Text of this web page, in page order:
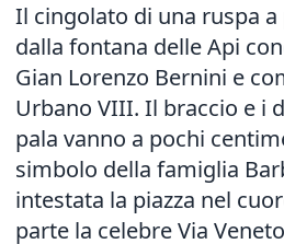
Il cingolato di una ruspa
dalla fontana delle Api
Gian Lorenzo Bernini e
Urbano VIII. Il braccio e i
pala vanno a pochi
simbolo della famiglia
intestata la piazza nel
parte la celebre Via